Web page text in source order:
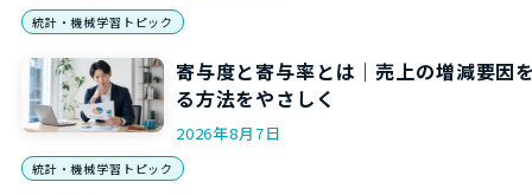
統計・機械学習トピック
寄与度と寄与率とは｜売上の増減要因
る方法をやさしく
2026年8月7日
統計・機械学習トピック